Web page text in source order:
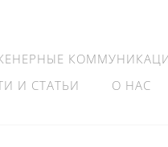
И СТАТЬИ О НАС